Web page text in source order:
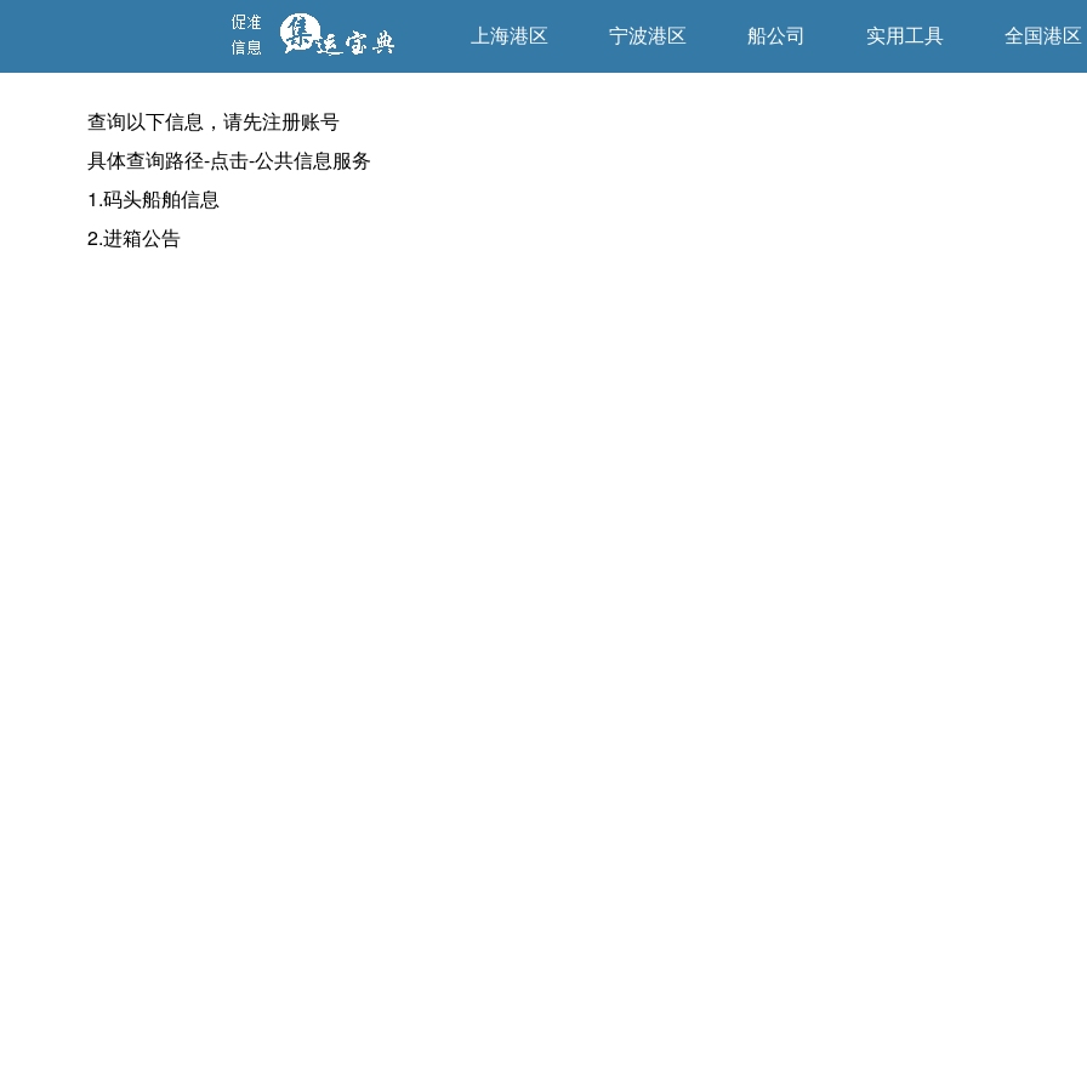
上海港区 宁波港区 船公司 实用工具 全国港区
查询以下信息，请先注册账号
具体查询路径-点击-公共信息服务
1.码头船舶信息
2.进箱公告